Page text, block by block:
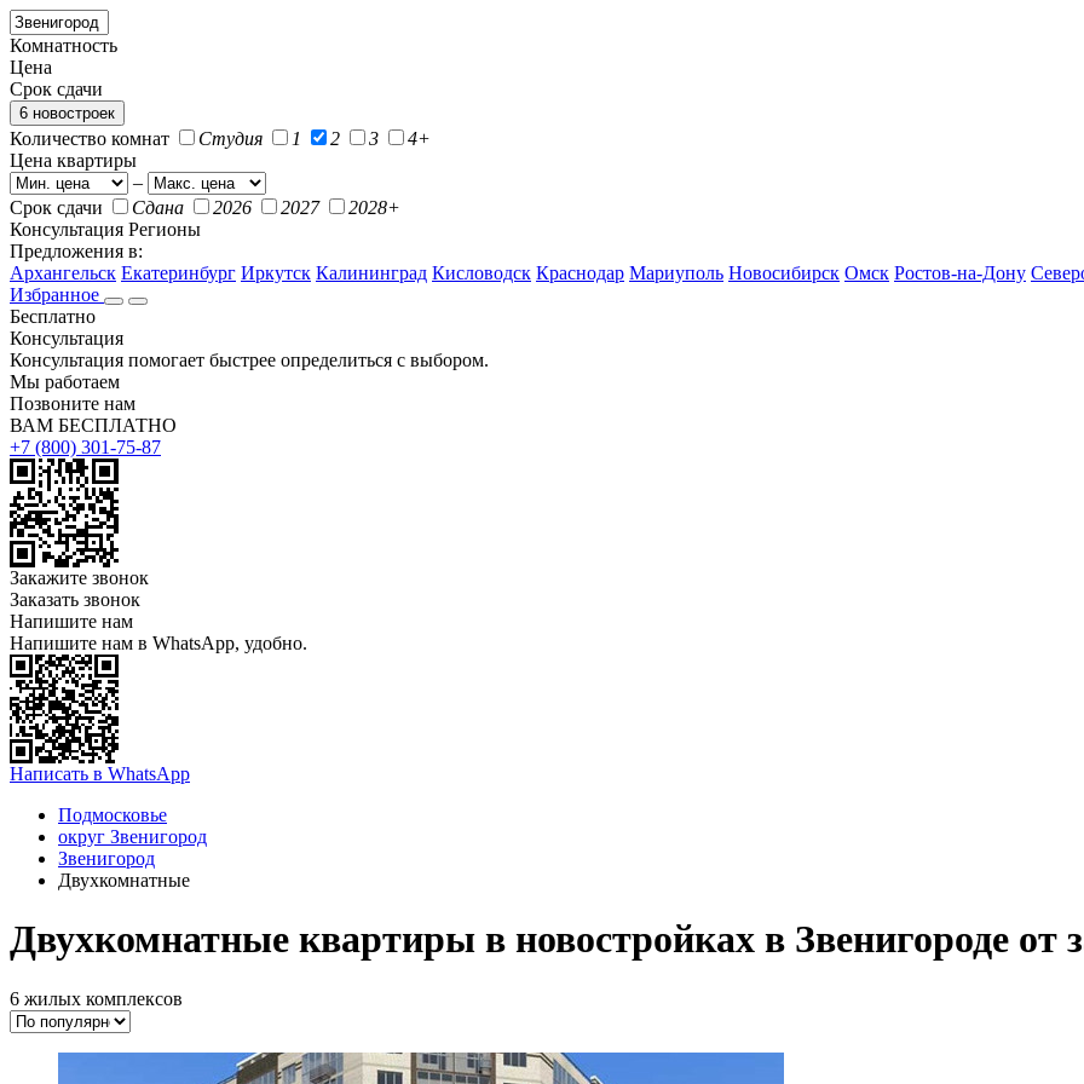
Комнатность
Цена
Срок сдачи
6 новостроек
Количество комнат Студия 1 2 3
4+
Цена квартиры
–
Срок сдачи
Сдана 2026 2027
2028+
Консультация Регионы
Предложения в:
Архангельск Екатеринбург Иркутск Калининград Кисловодск Краснодар Мариуполь Новосибирск Омск Ростов-на-Дону
Избранное
Бесплатно
Консультация
Консультация помогает быстрее определиться с выбором.
Мы работаем
Позвоните нам
ВАМ БЕСПЛАТНО
+7 (800) 301-75-87
Закажите звонок
Заказать звонок
Напишите нам
Напишите нам в WhatsApp, удобно.
Написать в WhatsApp
Подмосковье
округ Звенигород
Звенигород
Двухкомнатные
Двухкомнатные квартиры в новостройках в Звенигороде от
6 жилых комплексов